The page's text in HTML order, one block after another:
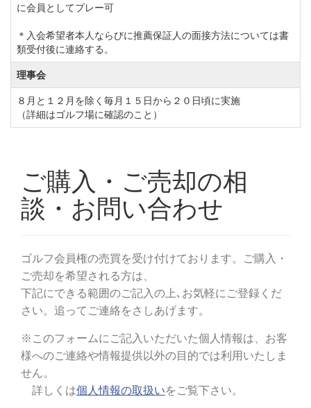
※東京メトロ東西線と相互乗り入れあり。
に会員としてプレー可
＊入会希望者本人ならびに推薦保証人の面接方法については書
類受付後に連絡する。
理事会
８月と１２月を除く毎月１５日から２０日頃に実施
（詳細はゴルフ場に確認のこと）